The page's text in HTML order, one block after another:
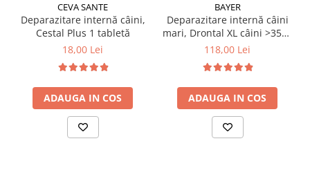
CEVA SANTE
Deparazitare internă câini,
Cestal Plus 1 tabletă
18,00 Lei
ADAUGA IN COS
BAYER
Deparazitare internă câini
mari, Drontal XL câini >35kg
cutie x 2 tablete
118,00 Lei
ADAUGA IN COS